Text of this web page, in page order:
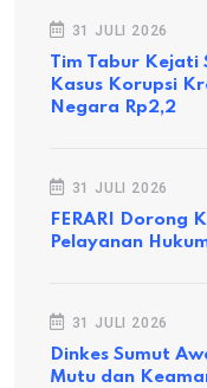
31 JULI 2026
Tim Tabur Kejati
Kasus Korupsi
Negara Rp2,2
31 JULI 2026
FERARI Dorong
Pelayanan
31 JULI 2026
Dinkes Sumut
Mutu dan